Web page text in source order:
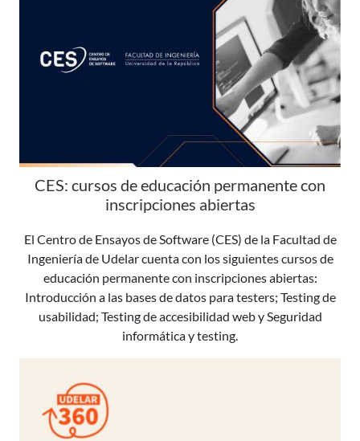
CES: cursos de educación permanente con
inscripciones abiertas
El Centro de Ensayos de Software (CES) de la Facultad de
Ingeniería de Udelar cuenta con los siguientes cursos de
educación permanente con inscripciones abiertas:
Introducción a las bases de datos para testers; Testing de
usabilidad; Testing de accesibilidad web y Seguridad
informática y testing.